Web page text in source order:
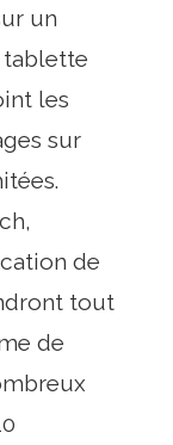
un
les
sur
de
tout
de